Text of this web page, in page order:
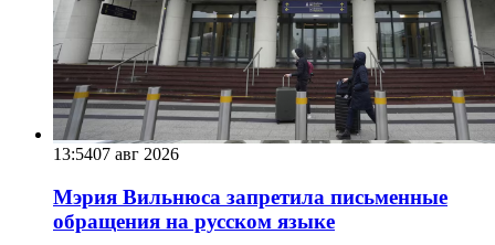
13:5407 авг 2026
Мэрия Вильнюса запретила письменные
обращения на русском языке